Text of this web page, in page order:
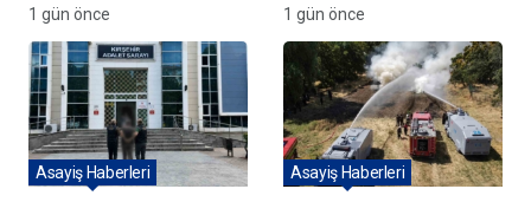
kişi yakalandı
1 gün önce
alındı
1 gün önce
Asayiş Haberleri Asayiş Haberleri